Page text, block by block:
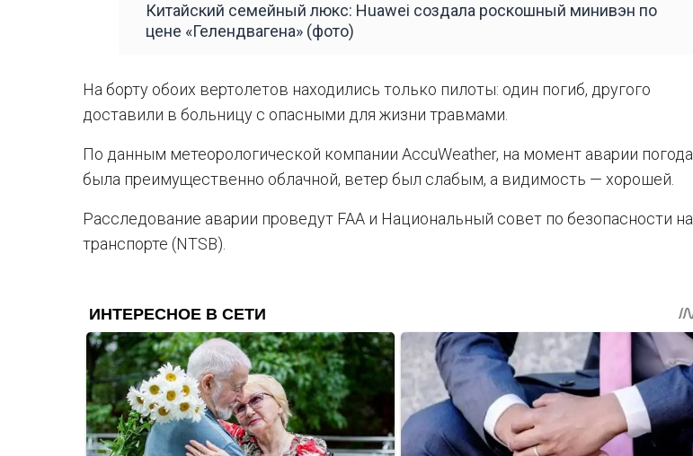
Китайский семейный люкс: Huawei создала роскошный минивэн по
цене «Гелендвагена» (фото)
На борту обоих вертолетов находились только пилоты: один погиб, другого
доставили в больницу с опасными для жизни травмами.
По данным метеорологической компании AccuWeather, на момент аварии погода
была преимущественно облачной, ветер был слабым, а видимость — хорошей.
Расследование аварии проведут FAA и Национальный совет по безопасности на
транспорте (NTSB).